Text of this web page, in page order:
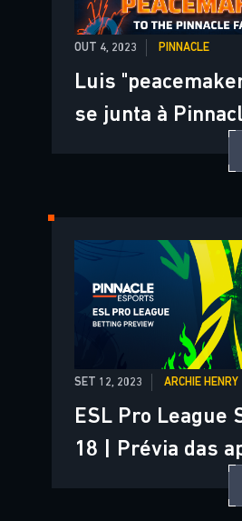
OUT 4, 2023 PINNACLE
Luis
se junta à
SET 12, 2023 ARCHIE HENRY
ESL Pro League
18 | Prévia das